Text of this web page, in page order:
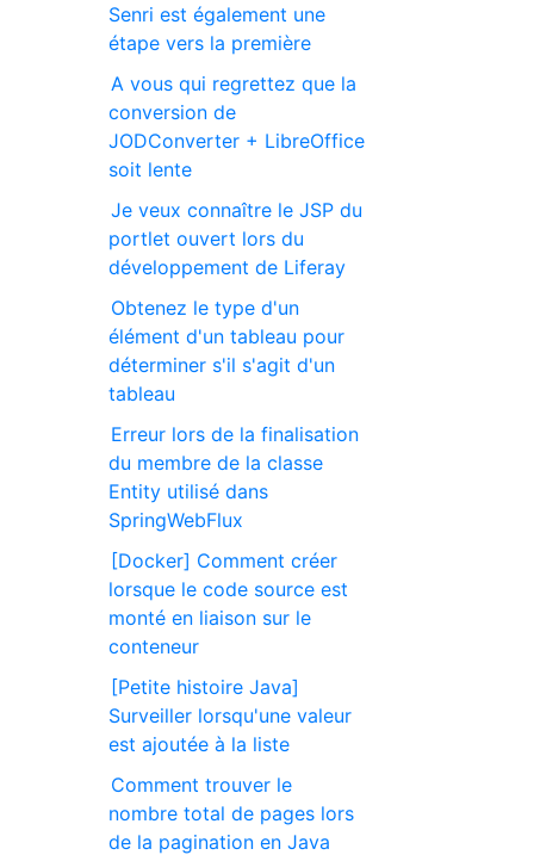
Senri est également une
étape vers la première
A vous qui regrettez que la
conversion de
JODConverter + LibreOffice
soit lente
Je veux connaître le JSP du
portlet ouvert lors du
développement de Liferay
Obtenez le type d'un
élément d'un tableau pour
déterminer s'il s'agit d'un
tableau
Erreur lors de la finalisation
du membre de la classe
Entity utilisé dans
SpringWebFlux
[Docker] Comment créer
lorsque le code source est
monté en liaison sur le
conteneur
[Petite histoire Java]
Surveiller lorsqu'une valeur
est ajoutée à la liste
Comment trouver le
nombre total de pages lors
de la pagination en Java